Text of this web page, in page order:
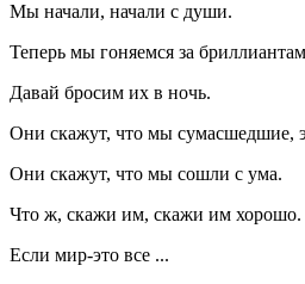
Мы начали, начали с души.
Теперь мы гоняемся за
Давай бросим их в ночь.
Они скажут, что мы сумасшедшие,
Они скажут, что мы сошли с ума.
Что ж, скажи им, скажи им хорошо.
Если мир-это все ...